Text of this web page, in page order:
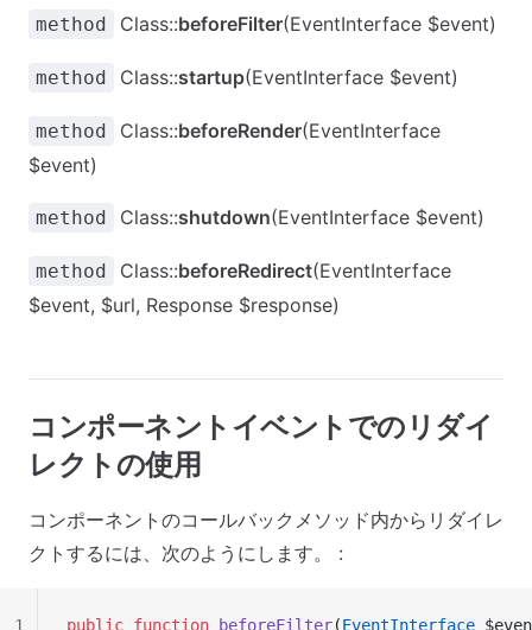
method Class::beforeFilter(EventInterface $event)
method Class::startup(EventInterface $event)
method Class::beforeRender(EventInterface
$event)
method Class::shutdown(EventInterface $event)
method Class::beforeRedirect(EventInterface
$event, $url, Response $response)
コンポーネントイベントでのリダイ
レクトの使用
コンポーネントのコールバックメソッド内からリダイレ
クトするには、次のようにします。 :
public function beforeFilter(EventInterface
1